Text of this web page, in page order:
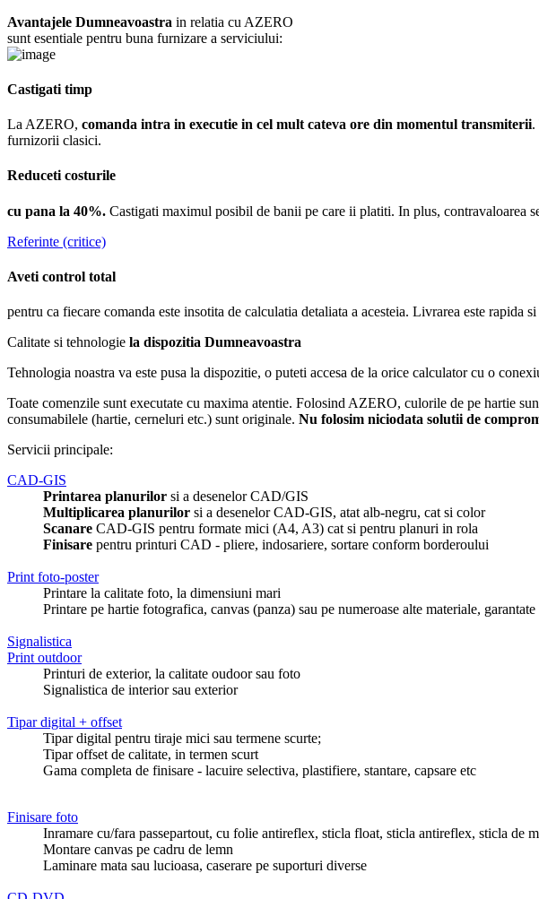
Avantajele Dumneavoastra in relatia cu AZERO
sunt esentiale pentru buna furnizare a serviciului:
Castigati timp
La AZERO, comanda intra in executie in cel mult cateva ore din momentul transmiterii.
furnizorii clasici.
Reduceti costurile
cu pana la 40%. Castigati maximul posibil de banii pe care ii platiti. In plus, contravaloarea
Referinte (critice)
Aveti control total
pentru ca fiecare comanda este insotita de calculatia detaliata a acesteia. Livrarea este rapida
Calitate si tehnologie la dispozitia Dumneavoastra
Tehnologia noastra va este pusa la dispozitie, o puteti accesa de la orice calculator cu o
Toate comenzile sunt executate cu maxima atentie. Folosind AZERO, culorile de pe hartie
consumabilele (hartie, cerneluri etc.) sunt originale. Nu folosim niciodata solutii de
Servicii principale:
CAD-GIS
Printarea planurilor si a desenelor CAD/GIS
Multiplicarea planurilor si a desenelor CAD-GIS, atat alb-negru, cat si color
Scanare CAD-GIS pentru formate mici (A4, A3) cat si pentru planuri in rola
Finisare pentru printuri CAD - pliere, indosariere, sortare conform borderoului
Print foto-poster
Printare la calitate foto, la dimensiuni mari
Printare pe hartie fotografica, canvas (panza) sau pe numeroase alte materiale,
Signalistica
Print outdoor
Printuri de exterior, la calitate oudoor sau foto
Signalistica de interior sau exterior
Tipar digital + offset
Tipar digital pentru tiraje mici sau termene scurte;
Tipar offset de calitate, in termen scurt
Gama completa de finisare - lacuire selectiva, plastifiere, stantare, capsare etc
Finisare foto
Inramare cu/fara passepartout, cu folie antireflex, sticla float, sticla antireflex, sticla de
Montare canvas pe cadru de lemn
Laminare mata sau lucioasa, caserare pe suporturi diverse